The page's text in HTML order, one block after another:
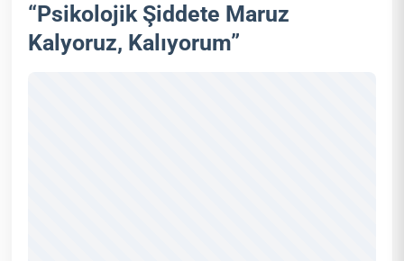
“Psikolojik Şiddete Maruz
Kalyoruz, Kalıyorum”